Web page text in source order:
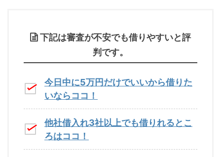
下記は審査が不安でも借りやすいと評
判です。
今日中に5万円だけでいいから借りた
いならココ！
他社借入れ3社以上でも借りれるとこ
ろはココ！